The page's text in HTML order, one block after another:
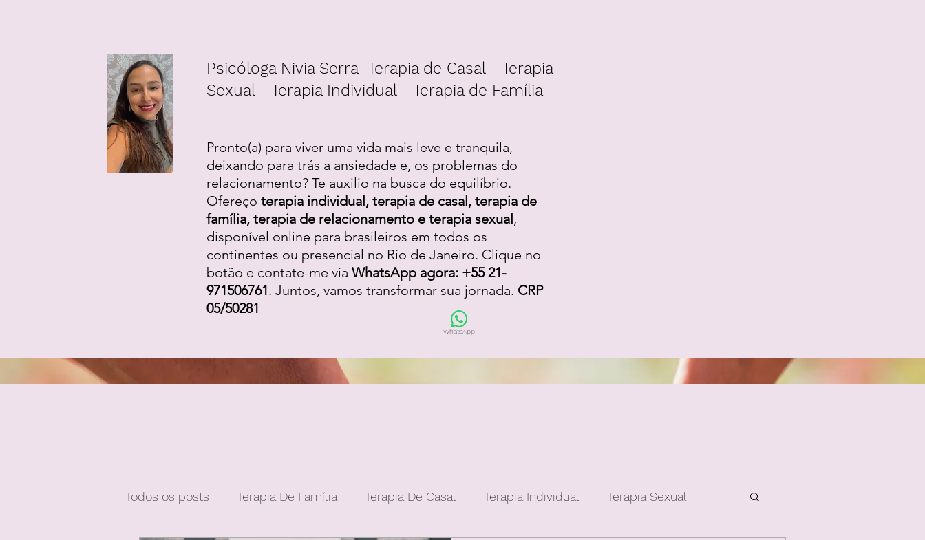
Psicóloga Nivia Serra Terapia de Casal - Terapia
Sexual - Terapia Individual - Terapia de Família
Pronto(a) para viver uma vida mais leve e tranquila,
deixando para trás a ansiedade e, os problemas do
relacionamento? Te auxilio na busca do equilíbrio.
Ofereço terapia individual, terapia de casal, terapia de
família, terapia de relacionamento e terapia sexual,
disponível online para brasileiros em todos os
continentes ou presencial no Rio de Janeiro. Clique no
botão e contate-me via WhatsApp agora: +55 21-
971506761. Juntos, vamos transformar sua jornada. CRP
05/50281
Todos os posts Terapia De Família Terapia De Casal Terapia Individual Terapia Sexual
WhatsApp